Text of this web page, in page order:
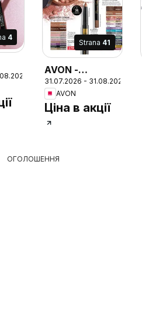
4
Strana 41
AVON -
Каталог
СЕРПЕНЬ 2026
31.07.2026 - 31.08.2026
AVON
Ціна в акції
ОГОЛОШЕННЯ